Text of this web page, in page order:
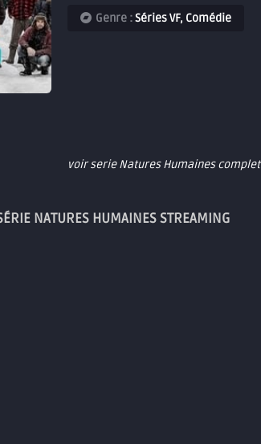
Genre :Séries VF, Comédie
voir serie Natures Humaines complet
NATURES HUMAINES STREAMING